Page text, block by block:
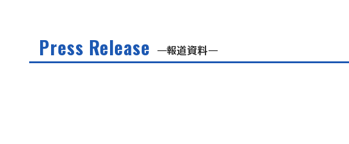
Press Release 報道資料